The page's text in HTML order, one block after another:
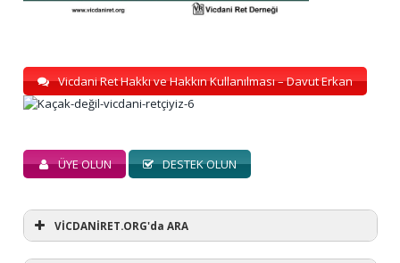
Vicdani Ret Hakkı ve Hakkın Kullanılması – Davut Erkan
ÜYE OLUN DESTEK OLUN
VİCDANİRET.ORG'da ARA